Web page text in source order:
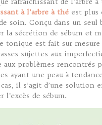
à l’arbre à thé est plus
soin. Conçu dans un seul
la sécrétion de sébum et
tonique est fait sur
sujettes aux
aux problèmes rencontrés
ayant une peau à
il s’agit d’une solution
l’excès de sébum.